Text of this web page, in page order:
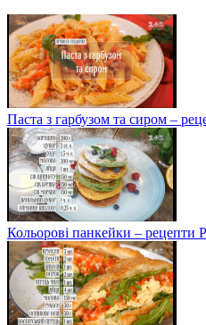
Паста з гарбузом та сиром –
Кольорові панкейки – рецепти